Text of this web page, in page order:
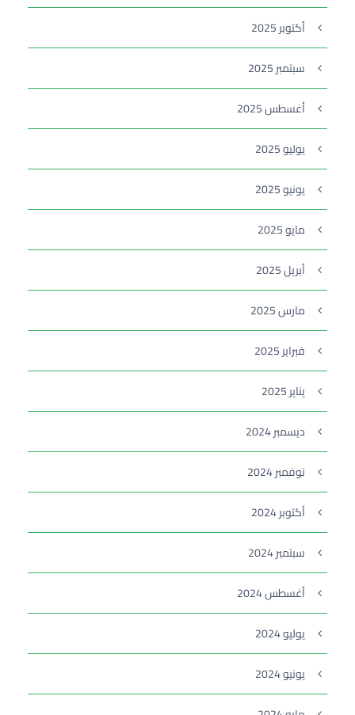
أكتوبر 2025
سبتمبر 2025
أغسطس 2025
يوليو 2025
يونيو 2025
مايو 2025
أبريل 2025
مارس 2025
فبراير 2025
يناير 2025
ديسمبر 2024
نوفمبر 2024
أكتوبر 2024
سبتمبر 2024
أغسطس 2024
يوليو 2024
يونيو 2024